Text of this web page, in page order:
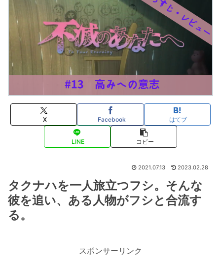
X Facebook はてブ
LINE コピー
2021.07.13 2023.02.28
タクナハを一人旅立つフシ。そんな
彼を追い、ある人物がフシと合流す
る。
スポンサーリンク